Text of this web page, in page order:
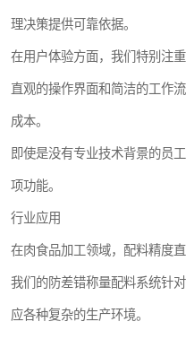
理决策提供可靠依据。
在用户体验方面，我们特别注重
直观的操作界面和简洁的工作
成本。
即使是没有专业技术背景的员
项功能。
行业应用
在肉食品加工领域，配料精度
我们的防差错称量配料系统针
应各种复杂的生产环境。